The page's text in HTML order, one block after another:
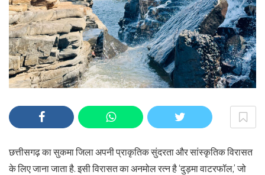
छत्तीसगढ़ का सुकमा जिला अपनी प्राकृतिक सुंदरता और सांस्कृतिक विरासत
के लिए जाना जाता है. इसी विरासत का अनमोल रत्न है ‘दुड़मा वाटरफॉल,’ जो